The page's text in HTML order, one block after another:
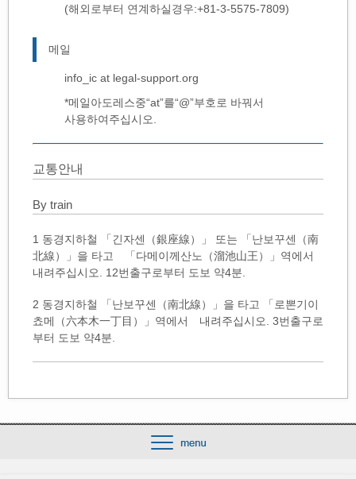
(해외로부터 연계하실경우:+81-3-5575-7809)
메일
info_ic at legal-support.org
*메일아도레스중“at”를“@”부호로 바꿔서
사용하여주십시오.
교통안내
By train
1 동경지하철 「긴자센（銀座線）」 또는 「난보꾸센（南
北線）」을 타고 「다메이께산노（溜池山王）」역에서
내려주십시오. 12번출구로부터 도보 약4분.
2 동경지하철 「난보꾸센（南北線）」을 타고 「로뽄기이
쵸메（六本木一丁目）」역에서 내려주십시오. 3번출구로
부터 도보 약4분.